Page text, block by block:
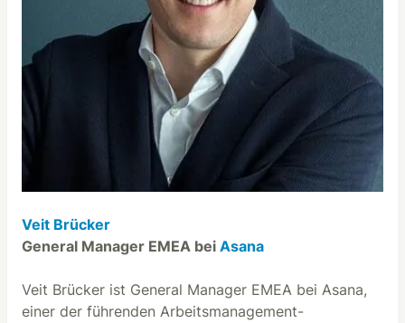
Veit Brücker
General Manager EMEA bei Asana
Veit Brücker ist General Manager EMEA bei Asana,
einer der führenden Arbeitsmanagement-